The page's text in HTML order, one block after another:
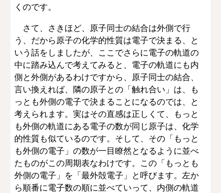
くのです。
さて、さきほど、原子同士の結合は外側で行
う、だから原子の化学的性質は電子で決まる、と
いう話をしましたが、ここでさらに電子の軌道の
中に踏み込んで考えてみると、電子の軌道にも内
側と外側があるわけですから、原子同士の結合、
言い換えれば、隣の原子との「触れ合い」は、も
っとも外側の電子で決まることになるのでは、と
考えられます。実はその直感は正しくて、もっと
も外側の軌道にある電子の数が同じ原子は、化学
的性質も似ているのです。そして、その「もっと
も外側の電子」の数が一目瞭然となるように並べ
たものがこの周期表なわけです。この「もっとも
外側の電子」を「最外殻電子」と呼びます。左か
ら順番に電子数の順に並べていって、内側の軌道